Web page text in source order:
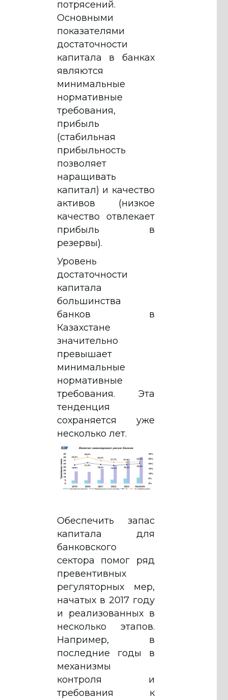
потрясений.
Основными
показателями
достаточности
капитала в банках
являются
минимальные
нормативные
требования,
прибыль
(стабильная
прибыльность
позволяет
наращивать
капитал) и качество
активов (низкое
качество отвлекает
прибыль в
резервы).
Уровень
достаточности
капитала
большинства
банков в
Казахстане
значительно
превышает
минимальные
нормативные
требования. Эта
тенденция
сохраняется уже
несколько лет.
Обеспечить запас
капитала для
банковского
сектора помог ряд
превентивных
регуляторных мер,
начатых в 2017 году
и реализованных в
несколько этапов.
Например, в
последние годы в
механизмы
контроля и
требования к